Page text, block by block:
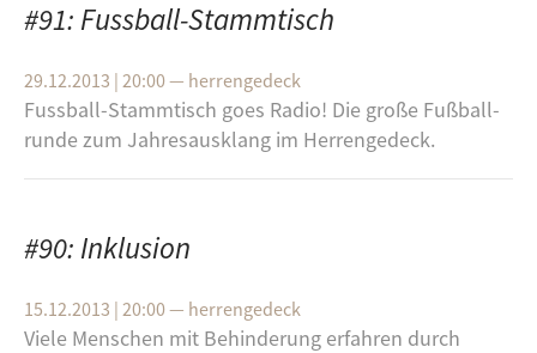
#91: Fussball-Stammtisch
29.12.2013 | 20:00— herrengedeck
Fuss­ball-​Stamm­tisch goes Radio! Die große Fuß­ball­
run­de zum Jah­res­aus­klang im Her­ren­ge­deck.
#90: Inklusion
15.12.2013 | 20:00— herrengedeck
Viele Men­schen mit Be­hin­de­rung er­fah­ren durch